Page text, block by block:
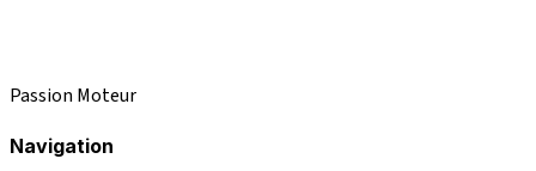
Passion Moteur
Navigation